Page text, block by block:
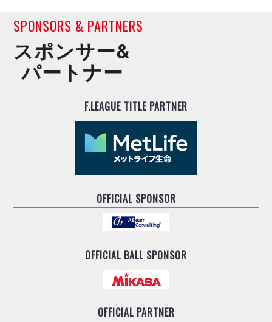
SPONSORS & PARTNERS
スポンサー&
パートナー
F.LEAGUE TITLE PARTNER
OFFICIAL SPONSOR
OFFICIAL BALL SPONSOR
OFFICIAL PARTNER